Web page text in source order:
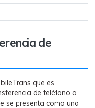
al tanto de todo en
de
que es
de teléfono a
se presenta como una